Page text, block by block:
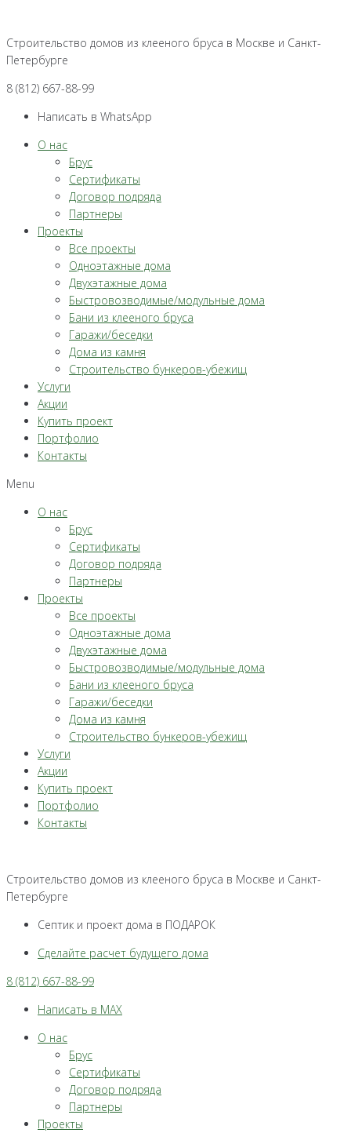
контенту
Строительство домов из клееного бруса в Москве и Санкт-
Петербурге
8 (812) 667-88-99
Написать в WhatsApp
О нас
Брус
Сертификаты
Договор подряда
Партнеры
Проекты
Все проекты
Одноэтажные дома
Двухэтажные дома
Быстровозводимые/модульные дома
Бани из клееного бруса
Гаражи/беседки
Дома из камня
Строительство бункеров-убежищ
Услуги
Акции
Купить проект
Портфолио
Контакты
Menu
О нас
Брус
Сертификаты
Договор подряда
Партнеры
Проекты
Все проекты
Одноэтажные дома
Двухэтажные дома
Быстровозводимые/модульные дома
Бани из клееного бруса
Гаражи/беседки
Дома из камня
Строительство бункеров-убежищ
Услуги
Акции
Купить проект
Портфолио
Контакты
Строительство домов из клееного бруса в Москве и Санкт-
Петербурге
Септик и проект дома в ПОДАРОК
Сделайте расчет будущего дома
8 (812) 667-88-99
Написать в MAX
О нас
Брус
Сертификаты
Договор подряда
Партнеры
Проекты